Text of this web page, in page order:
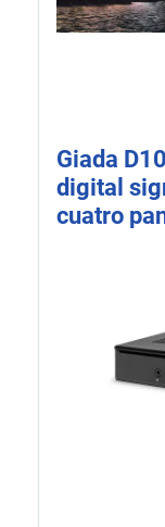
Giada
digital
cuatro